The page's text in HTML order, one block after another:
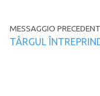
MESSAGGIO
TÂRGUL